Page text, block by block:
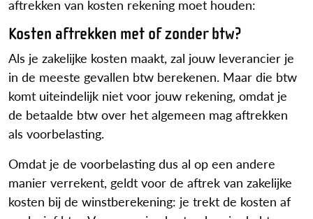
aftrekken van kosten rekening moet houden:
Kosten aftrekken met of zonder btw?
Als je zakelijke kosten maakt, zal jouw leverancier je
in de meeste gevallen btw berekenen. Maar die btw
komt uiteindelijk niet voor jouw rekening, omdat je
de betaalde btw over het algemeen mag aftrekken
als voorbelasting.
Omdat je de voorbelasting dus al op een andere
manier verrekent, geldt voor de aftrek van zakelijke
kosten bij de winstberekening: je trekt de kosten af